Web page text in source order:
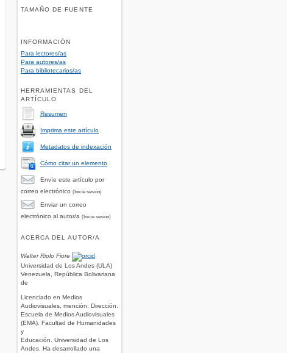
TAMAÑO DE FUENTE
INFORMACIÓN
Para lectores/as
Para autores/as
Para bibliotecarios/as
HERRAMIENTAS DEL
ARTÍCULO
Resumen
Imprima este artículo
Metadatos de indexación
Cómo citar un elemento
Envíe este artículo por
correo electrónico (Inicie sesión)
Enviar un correo
electrónico al autor/a (Inicie sesión)
ACERCA DEL AUTOR/A
Walter Riolo Fiore
Universidad de Los Andes (ULA)
Venezuela, República Bolivariana
de
Licenciado en Medios
Audiovisuales, mención: Dirección.
Escuela de Medios Audiovisuales
(EMA). Facultad de Humanidades
y
Educación. Universidad de Los
Andes. Ha desarrollado una